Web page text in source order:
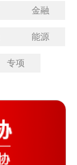
金融
能源
专项